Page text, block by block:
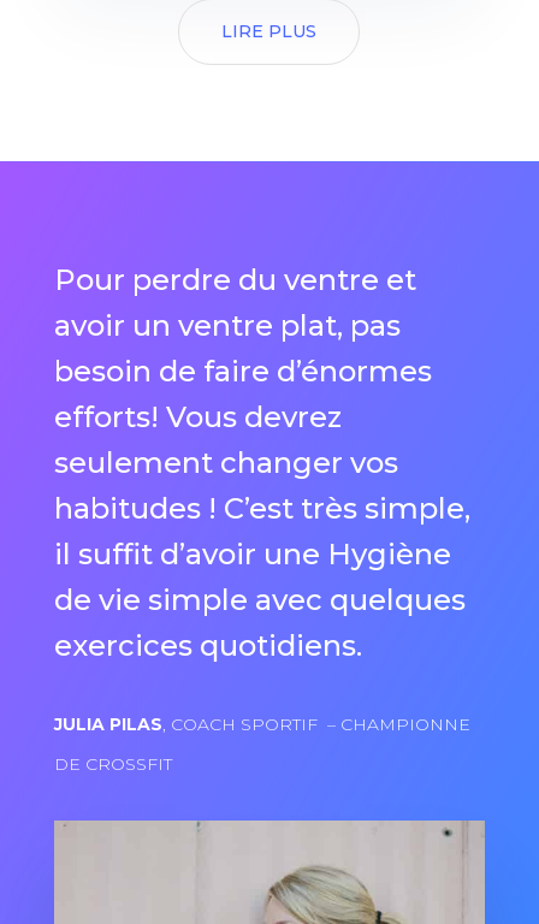
LIRE PLUS
Pour perdre du ventre et
avoir un ventre plat, pas
besoin de faire d’énormes
efforts! Vous devrez
seulement changer vos
habitudes ! C’est très simple,
il suffit d’avoir une Hygiène
de vie simple avec quelques
exercices quotidiens.
JULIA PILAS, COACH SPORTIF – CHAMPIONNE
DE CROSSFIT